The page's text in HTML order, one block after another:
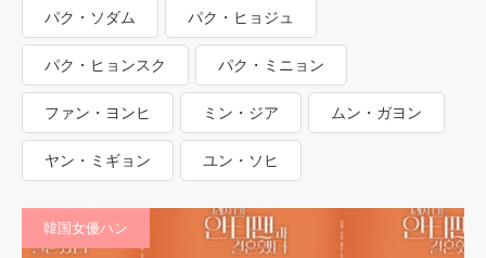
パク・ソダム パク・ヒョジュ
パク・ヒョンスク パク・ミニョン
ファン・ヨンヒ ミン・ジア ムン・ガヨン
ヤン・ミギョン ユン・ソヒ
韓国女優ハン